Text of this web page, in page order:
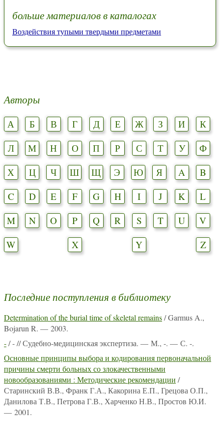
больше материалов в каталогах
Воздействия тупыми твердыми предметами
Авторы
А Б В Г Д Е Ж З И
К
Л
М Н О П Р С Т У
Ф
Х
Ц Ч Ш Щ Э Ю Я A
B
C
D E F G H I J K
L
M
N O P Q R S T U
V
W
X Y Z
Последние поступления в библиотеку
Determination of the burial time of skeletal remains/ Garmus A.,
Bojarun R. — 2003.
-/ - // Судебно-медицинская экспертиза. — М., -. — С. -.
Основные принципы выбора и кодирования первоначальной
причины смерти больных со злокачественными
новообразованиями : Методические рекомендации /
Старинский В.В., Франк Г.А., Какорина Е.П., Грецова О.П.,
Данилова Т.В., Петрова Г.В., Харченко Н.В., Простов Ю.И.
— 2001.